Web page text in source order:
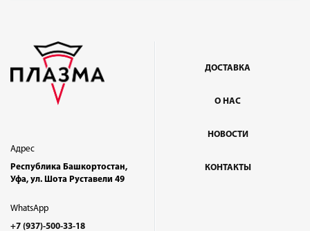
Адрес
Республика Башкортостан,
Уфа, ул. Шота Руставели 49
WhatsApp
+7 (937)-500-33-18
ДОСТАВКА
О НАС
НОВОСТИ
КОНТАКТЫ